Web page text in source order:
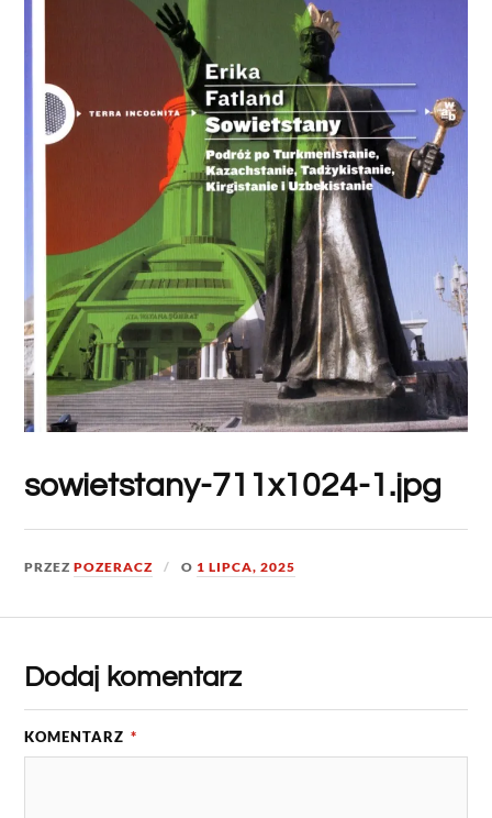
sowietstany-711x1024-1.jpg
PRZEZPOZERACZ O 1 LIPCA, 2025
Dodaj komentarz
KOMENTARZ *